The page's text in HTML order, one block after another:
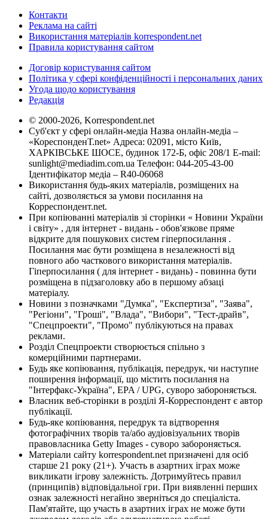
Контакти
Реклама на сайті
Використання матеріалів korrespondent.net
Правила користування сайтом
Договір користування сайтом
Політика у сфері конфіденційності і персональних даних
Угода щодо користування
Редакція
© 2000-2026, Korrespondent.net
Суб'єкт у сфері онлайн-медіа Назва онлайн-медіа –
«КореспонденТ.net» Адреса: 02091, місто Київ,
ХАРКІВСЬКЕ ШОСЕ, будинок 172-Б, офіс 208/1 E-mail:
sunlight@mediadim.com.ua Телефон: 044-205-43-00
Ідентифікатор медіа – R40-06068
Використання будь-яких матеріалів, розміщених на
сайті, дозволяється за умови посилання на
Корреспондент.net.
При копіюванні матеріалів зі сторінки « Новини України
і світу» , для інтернет - видань - обов'язкове пряме
відкрите для пошукових систем гіперпосилання .
Посилання має бути розміщена в незалежності від
повного або часткового використання матеріалів.
Гіперпосилання ( для інтернет - видань) - повинна бути
розміщена в підзаголовку або в першому абзаці
матеріалу.
Новини з позначками "Думка", "Експертиза", "Заява",
"Регіони", "Гроші", "Влада", "Вибори", "Тест-драйв",
"Спецпроекти", "Промо" публікуються на правах
реклами.
Розділ Спецпроекти створюється спільно з
комерційними партнерами.
Будь яке копіювання, публікація, передрук, чи наступне
поширення інформації, що містить посилання на
"Інтерфакс-Україна", EPA / UPG, суворо забороняється.
Власник веб-сторінки в розділі Я-Корреспондент є автор
публікації.
Будь-яке копіювання, передрук та відтворення
фотографічних творів та/або аудіовізуальних творів
правовласника Getty Images - суворо забороняється.
Матеріали сайту korrespondent.net призначені для осіб
старше 21 року (21+). Участь в азартних іграх може
викликати ігрову залежність. Дотримуйтесь правил
(принципів) відповідальної гри. При виявленні перших
ознак залежності негайно зверніться до спеціаліста.
Пам'ятайте, що участь в азартних іграх не може бути